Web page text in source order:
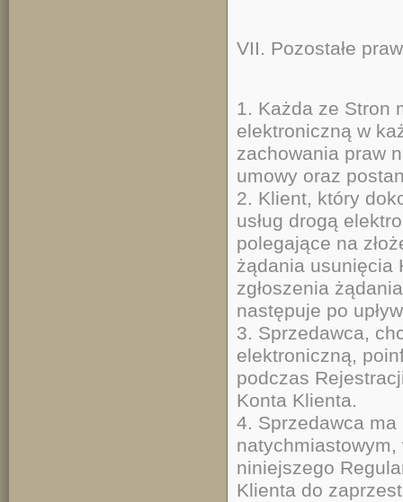
VII. Pozostałe
1. Każda ze Stron
elektroniczną w
zachowania praw
umowy oraz
2. Klient, który
usług drogą
polegające na
żądania usunięcia
zgłoszenia
następuje po
3. Sprzedawca,
elektroniczną,
podczas
Konta Klienta.
4. Sprzedawca ma
niniejszego
Klienta do